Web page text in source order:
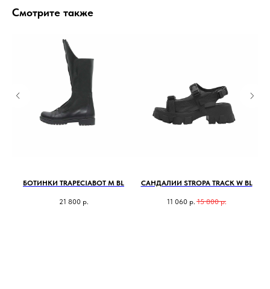
Смотрите также
БОТИНКИ TRAPECIABOT M BL
21 800 р.
САНДАЛИИ STROPA TRACK W BL
11 060 р. 15 800 р.